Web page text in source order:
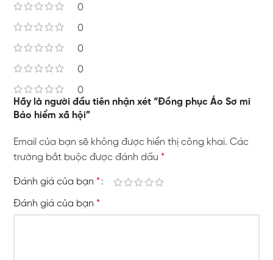
0
0
0
0
0
Hãy là người đầu tiên nhận xét “Đồng phục Áo Sơ mi
Bảo hiểm xã hội”
Email của bạn sẽ không được hiển thị công khai. Các
trường bắt buộc được đánh dấu *
Đánh giá của bạn *
Đánh giá của bạn *